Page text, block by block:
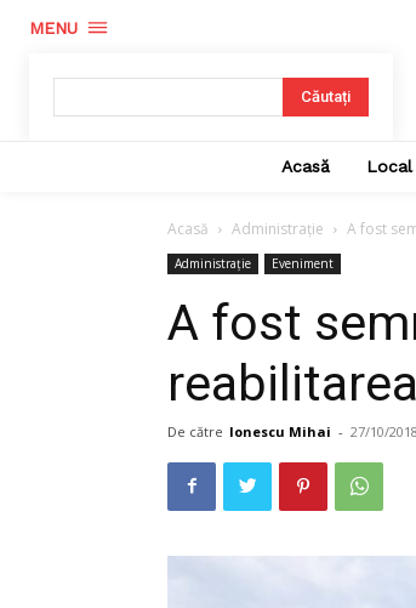
MENU
Căutați
Acasă Local
Acasă Administrație A fost
Administrație Eveniment
A fost
De către Ionescu Mihai - 27/10/